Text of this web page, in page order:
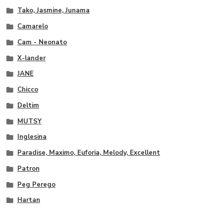
Tako, Jasmine, Junama
Camarelo
Cam - Neonato
X-lander
JANE
Chicco
Deltim
MUTSY
Inglesina
Paradise, Maximo, Euforia, Melody, Excellent
Patron
Peg Perego
Hartan